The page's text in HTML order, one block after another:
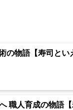
の物語【寿司とい
職人育成の物語【